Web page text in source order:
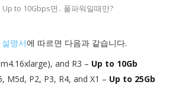
to 10Gbps면.. 풀파워일때만?
설명서에 따르면 다음과 같습니다.
and R3 – Up to 10Gb
M5d, P2, P3, R4, and X1 – Up to 25Gb